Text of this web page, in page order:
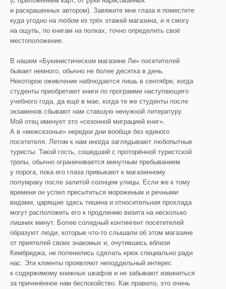
и раскрашенных автором). Завяжите мне глаза и поместите
куда угодно на любом из трёх этажей магазина, и я смогу
на ощупь, по книгам на полках, точно определить своё
местоположение.
В нашем «Букинистическом магазине Ли» посетителей
бывает немного, обычно не более десятка в день.
Некоторое оживление наблюдается лишь в сентябре, когда
студенты приобретают книги по программе наступающего
учебного года, да ещё в мае, когда те же студенты после
экзаменов сбывают нам ставшую ненужной литературу.
Мой отец именует это «сезонной миграцией книг».
А в «межсезонье» нередки дни вообще без единого
посетителя. Летом к нам иногда заглядывают любопытные
туристы. Такой гость, сошедший с проторённой туристской
тропы, обычно ограничивается минутным пребыванием
у порога, пока его глаза привыкают к магазинному
полумраку после залитой солнцем улицы. Если же к тому
времени он успел пресытиться мороженым и речными
видами, царящие здесь тишина и относительная прохлада
могут расположить его к продлению визита на несколько
лишних минут. Более солидный контингент посетителей
образуют люди, которые что-то слышали об этом магазине
от приятелей своих знакомых и, очутившись вблизи
Кембриджа, не поленились сделать крюк специально ради
нас. Эти клиенты проявляют неподдельный интерес
к содержимому книжных шкафов и не забывают извиниться
за причинённое нам беспокойство. Как правило, это очень